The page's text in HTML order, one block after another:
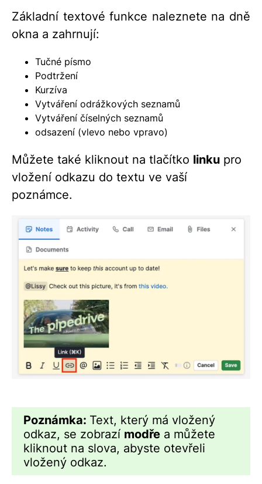
Základní textové funkce naleznete na dně
okna a zahrnují:
Tučné písmo
Podtržení
Kurzíva
Vytváření odrážkových seznamů
Vytváření číselných seznamů
odsazení (vlevo nebo vpravo)
Můžete také kliknout na tlačítko linku pro
vložení odkazu do textu ve vaší
poznámce.
Poznámka: Text, který má vložený
odkaz, se zobrazí modře a můžete
kliknout na slova, abyste otevřeli
vložený odkaz.